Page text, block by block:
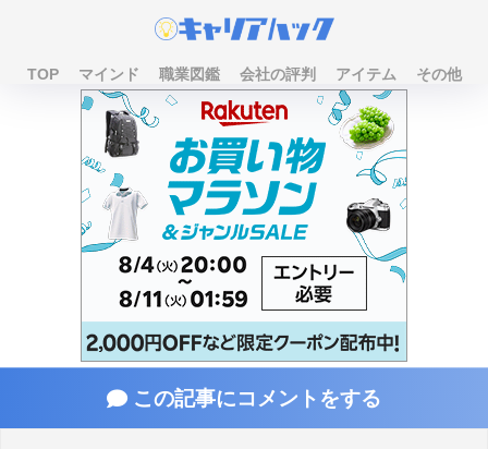
TOP マインド 職業図鑑 会社の評判 アイテム その他
この記事にコメントをする